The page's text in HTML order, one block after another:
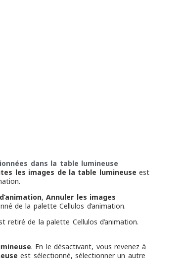
dans la table lumineuse
les images de la table lumineuse est
,Annuler les images
de la palette Cellulos d’animation.
retiré de la palette Cellulos d’animation.
. En le désactivant, vous revenez à
est sélectionné, sélectionner un autre